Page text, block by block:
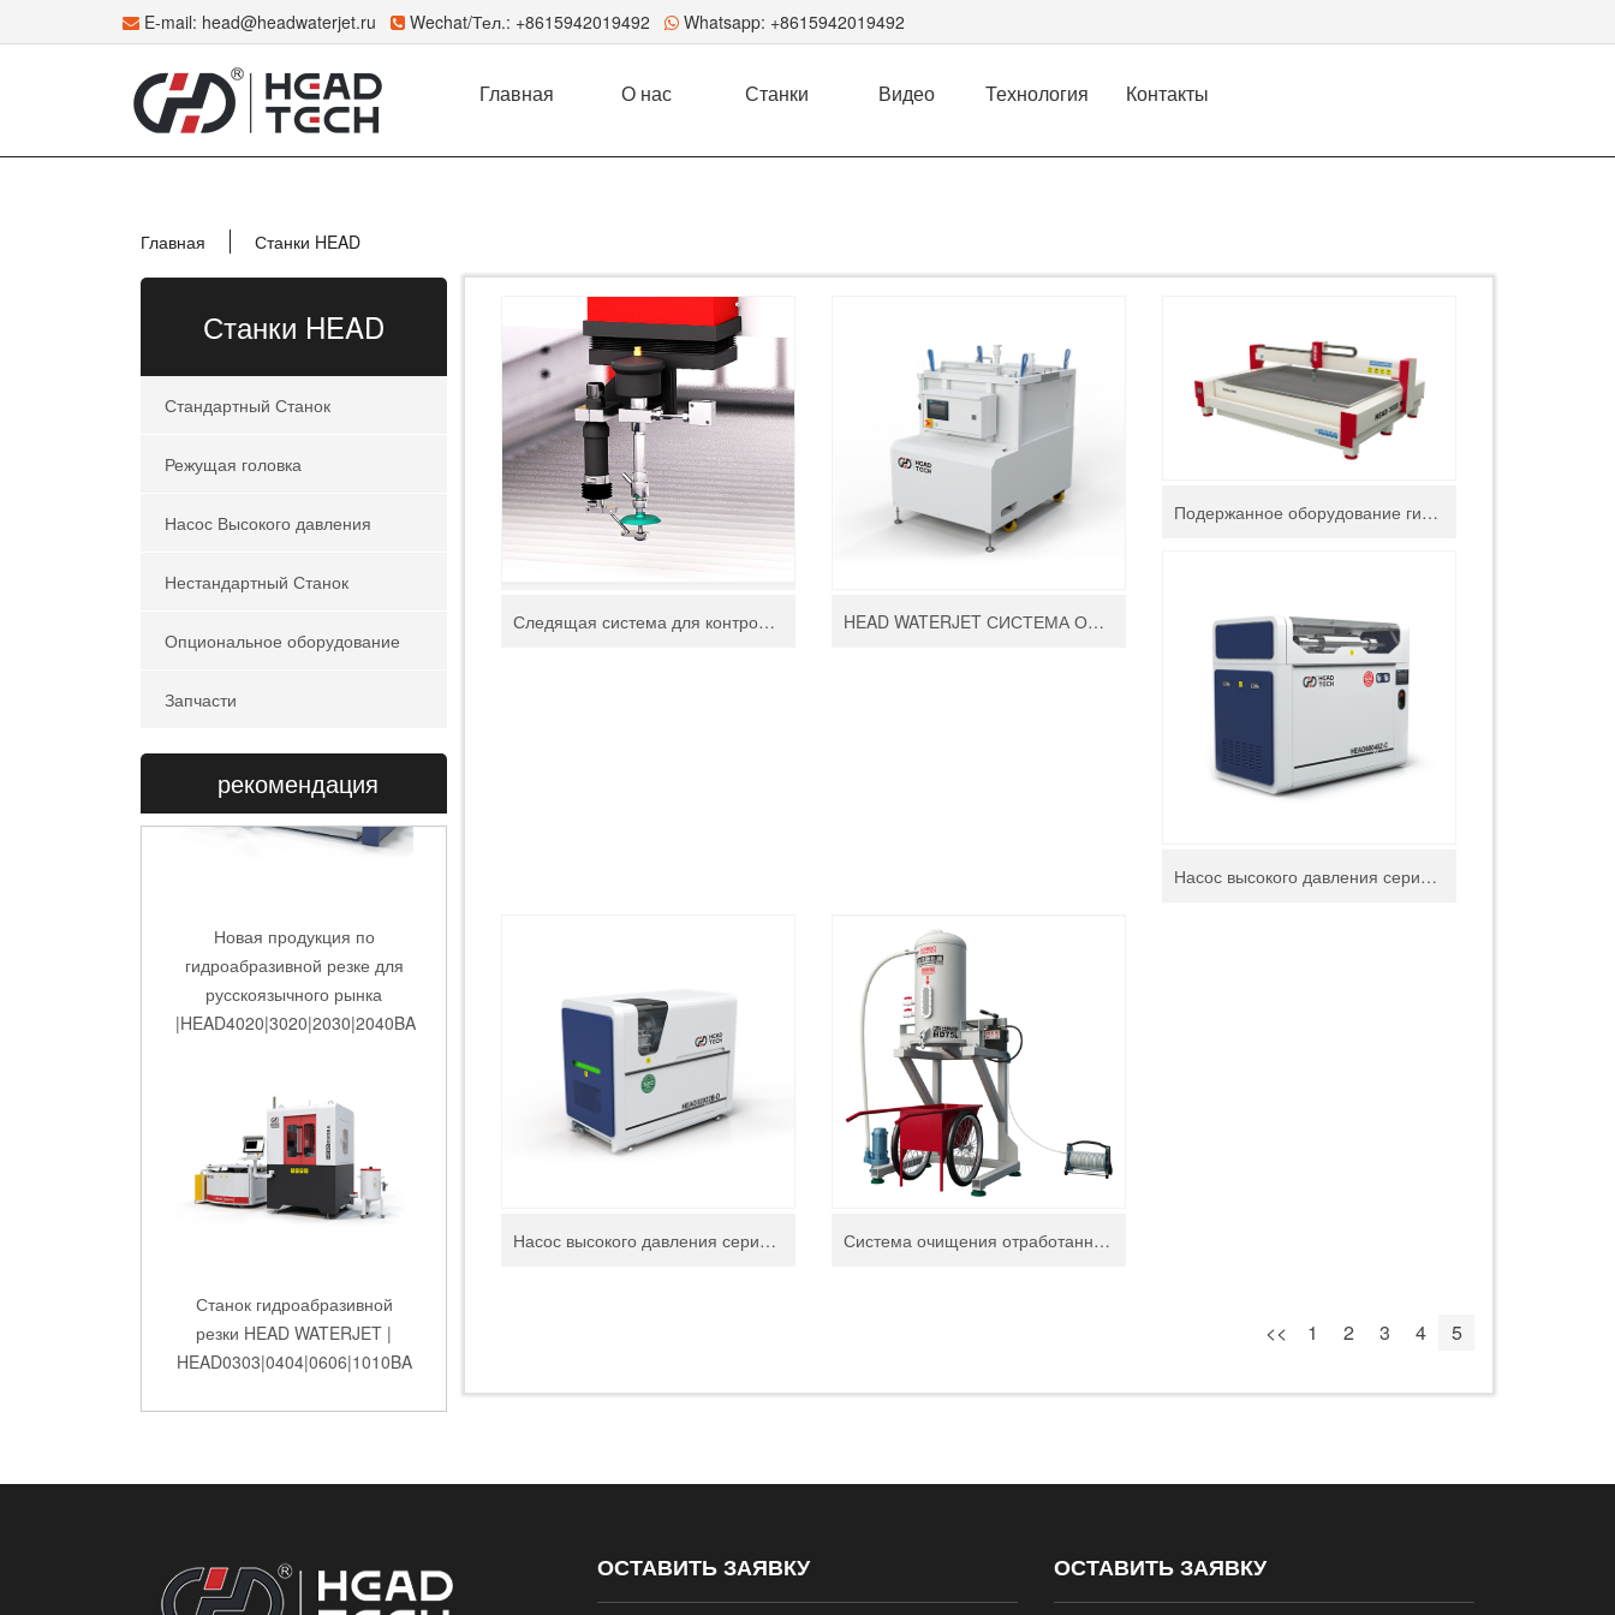
E-mail: head@headwaterjet.ru Wechat/Тел.: +8615942019492 Whatsapp: +8615942019492
Главная О нас Станки Видео Технология Контакты
Главная Станки HEAD
Станки HEAD
Стандартный Станок
Режущая головка
Насос Высокого давления
Нестандартный Станок
Опциональное оборудование
Запчасти
рекомендация
гидроабразивной резке для
русскоязычного рынка
|HEAD4020|3020|2030|2040BA
резки HEAD WATERJET |
HEAD0303|0404|0606|1010BA
Следящая система для контроля высоты во время резки HEAD WATERJET СИСТЕМА ОТКАЧКИ ШЛАМА HD-CS400
Подержанное оборудование гидроабразивной резки
‌Насос высокого давления серии C
‌Насос высокого давления серии D Система очищения отработанного абразива
<< 1 2 3 4 5
ОСТАВИТЬ ЗАЯВКУ ОСТАВИТЬ ЗАЯВКУ